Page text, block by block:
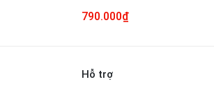
790.000₫
Hỗ trợ